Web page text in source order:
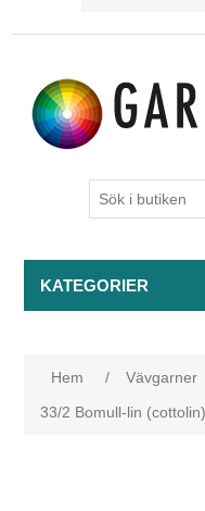
KATEGORIER
Hem / Vävgarner
33/2 Bomull-lin (cottolin)